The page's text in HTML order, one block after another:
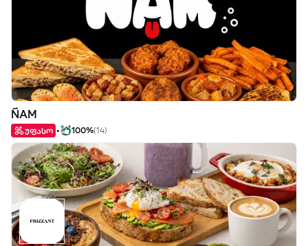
ÑAM
უფასო 100%(14)